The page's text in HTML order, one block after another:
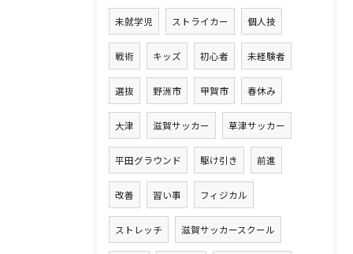
未就学児 ストライカー 個人技
戦術 キッズ 初心者 未経験者
選抜 野洲市 甲賀市 春休み
大津 滋賀サッカー 草津サッカー
平田グラウンド 駆け引き 前進
改善 習い事 フィジカル
ストレッチ 滋賀サッカースクール